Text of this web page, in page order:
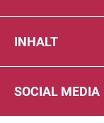
INHALT
SOCIAL MEDIA